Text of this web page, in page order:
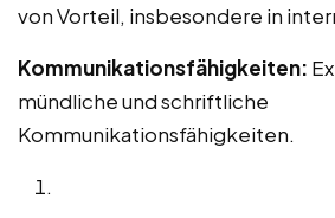
von Vorteil, insbesondere in
Kommunikationsfähigkeiten:
mündliche und schriftliche
Kommunikationsfähigkeiten.